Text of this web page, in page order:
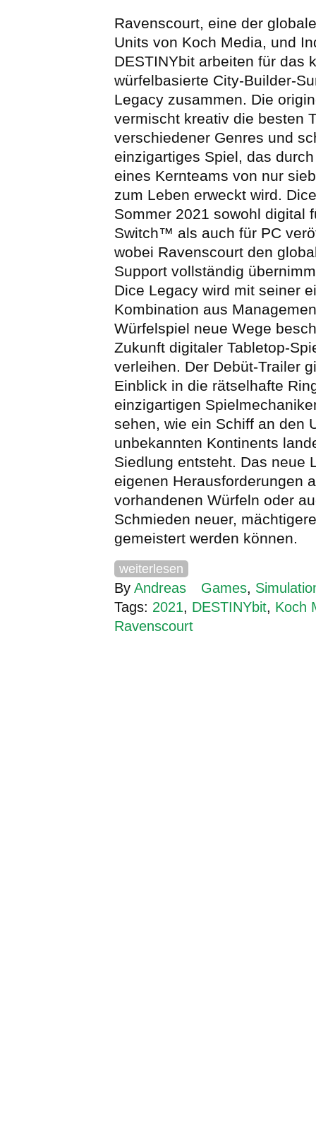
Ravenscourt, eine der
Units von Koch Media, und
DESTINYbit arbeiten für das
würfelbasierte City-Builder-
Legacy zusammen. Die
vermischt kreativ die besten
verschiedener Genres und
einzigartiges Spiel, das
eines Kernteams von nur
zum Leben erweckt wird.
Sommer 2021 sowohl digital
Switch™ als auch für PC
wobei Ravenscourt den
Support vollständig
Dice Legacy wird mit seiner
Kombination aus
Würfelspiel neue Wege
Zukunft digitaler Tabletop-
verleihen. Der Debüt-Trailer
Einblick in die rätselhafte
einzigartigen
sehen, wie ein Schiff an den
unbekannten Kontinents
Siedlung entsteht. Das neue
eigenen Herausforderungen
vorhandenen Würfeln oder
Schmieden neuer,
gemeistert werden können.
weiterlesen
By Andreas Games,
Tags: 2021, DESTINYbit, Koch
Ravenscourt